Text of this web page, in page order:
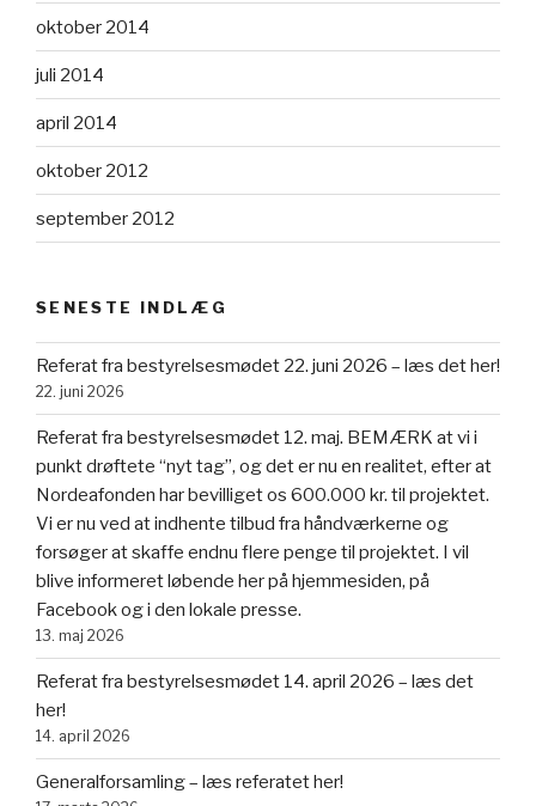
oktober 2014
juli 2014
april 2014
oktober 2012
september 2012
SENESTE INDLÆG
Referat fra bestyrelsesmødet 22. juni 2026 – læs det her!
22. juni 2026
Referat fra bestyrelsesmødet 12. maj. BEMÆRK at vi i
punkt drøftete “nyt tag”, og det er nu en realitet, efter at
Nordeafonden har bevilliget os 600.000 kr. til projektet.
Vi er nu ved at indhente tilbud fra håndværkerne og
forsøger at skaffe endnu flere penge til projektet. I vil
blive informeret løbende her på hjemmesiden, på
Facebook og i den lokale presse.
13. maj 2026
Referat fra bestyrelsesmødet 14. april 2026 – læs det
her!
14. april 2026
Generalforsamling – læs referatet her!